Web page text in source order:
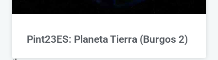
Pint23ES: Planeta Tierra (Burgos 2)